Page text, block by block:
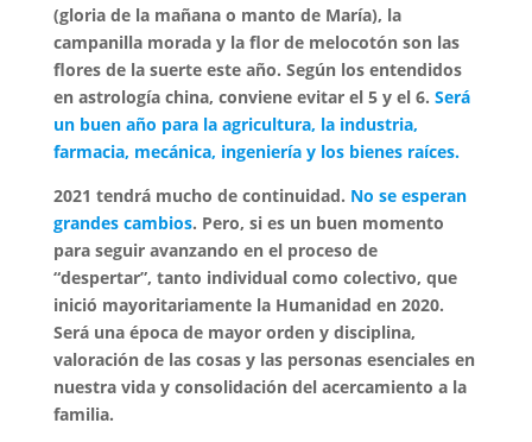
(gloria de la mañana o manto de María), la
campanilla morada y la flor de melocotón son las
flores de la suerte este año. Según los entendidos
en astrología china, conviene evitar el 5 y el 6. Será
un buen año para la agricultura, la industria,
farmacia, mecánica, ingeniería y los bienes raíces.
2021 tendrá mucho de continuidad. No se esperan
grandes cambios. Pero, si es un buen momento
para seguir avanzando en el proceso de
“despertar”, tanto individual como colectivo, que
inició mayoritariamente la Humanidad en 2020.
Será una época de mayor orden y disciplina,
valoración de las cosas y las personas esenciales en
nuestra vida y consolidación del acercamiento a la
familia.